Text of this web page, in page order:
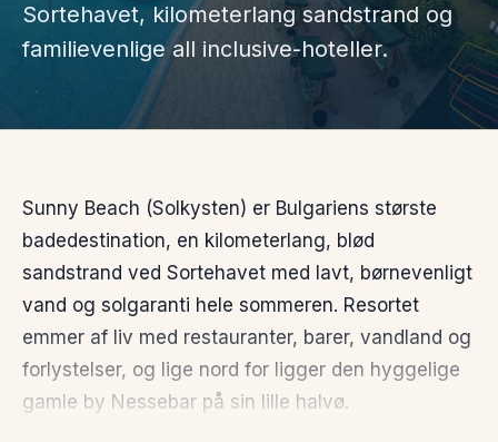
Sortehavet, kilometerlang sandstrand og
familievenlige all inclusive-hoteller.
Sunny Beach (Solkysten) er Bulgariens største
badedestination, en kilometerlang, blød
sandstrand ved Sortehavet med lavt, børnevenligt
vand og solgaranti hele sommeren. Resortet
emmer af liv med restauranter, barer, vandland og
forlystelser, og lige nord for ligger den hyggelige
gamle by Nessebar på sin lille halvø.